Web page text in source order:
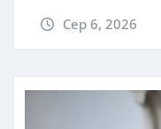
Сер 6, 2026